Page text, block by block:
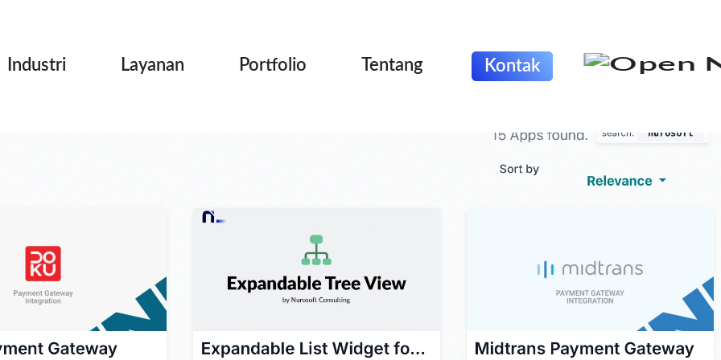
Industri Layanan Portfolio Tentang Kontak
Tentang
Odoo
Portfolio
Karir